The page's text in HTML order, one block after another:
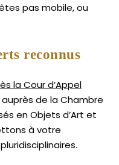
pas mobile, ou
reconnus
la Cour d’Appel
auprès de laChambre
en Objets d’Art et
à votre